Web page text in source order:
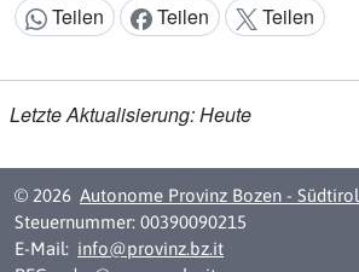
Inhalt teilen:
Teilen Teilen Teilen
Letzte Aktualisierung: Heute
© 2026 Autonome Provinz Bozen - Südtirol
Steuernummer: 00390090215
E-Mail: info@provinz.bz.it